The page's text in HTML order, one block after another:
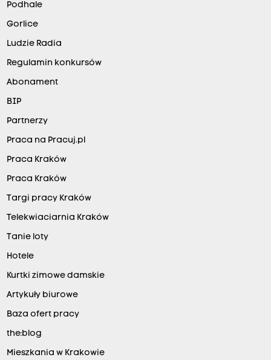
Podhale
Gorlice
Ludzie Radia
Regulamin konkursów
Abonament
BIP
Partnerzy
Praca na Pracuj.pl
Praca Kraków
Praca Kraków
Targi pracy Kraków
Telekwiaciarnia Kraków
Tanie loty
Hotele
Kurtki zimowe damskie
Artykuły biurowe
Baza ofert pracy
the:blog
Mieszkania w Krakowie